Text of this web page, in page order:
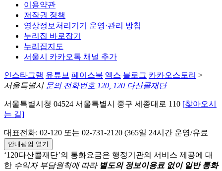
이용약관
저작권 정책
영상정보처리기기 운영·관리 방침
누리집 바로잡기
누리집지도
서울시 카카오톡 채널 추가
인스타그램 유튜브 페이스북 엑스 블로그 카카오스토리 >
서울특별시 문의 전화번호 120, 120 다산콜재단
서울특별시청 04524 서울특별시 중구 세종대로 110 [찾아오시
는 길]
대표전화: 02-120 또는 02-731-2120 (365일 24시간 운영/유료
안내팝업 열기
‘120다산콜재단’의 통화요금은 행정기관의 서비스 제공에 대
한 수익자 부담원칙에 따라 별도의 정보이용료 없이 일반 통화